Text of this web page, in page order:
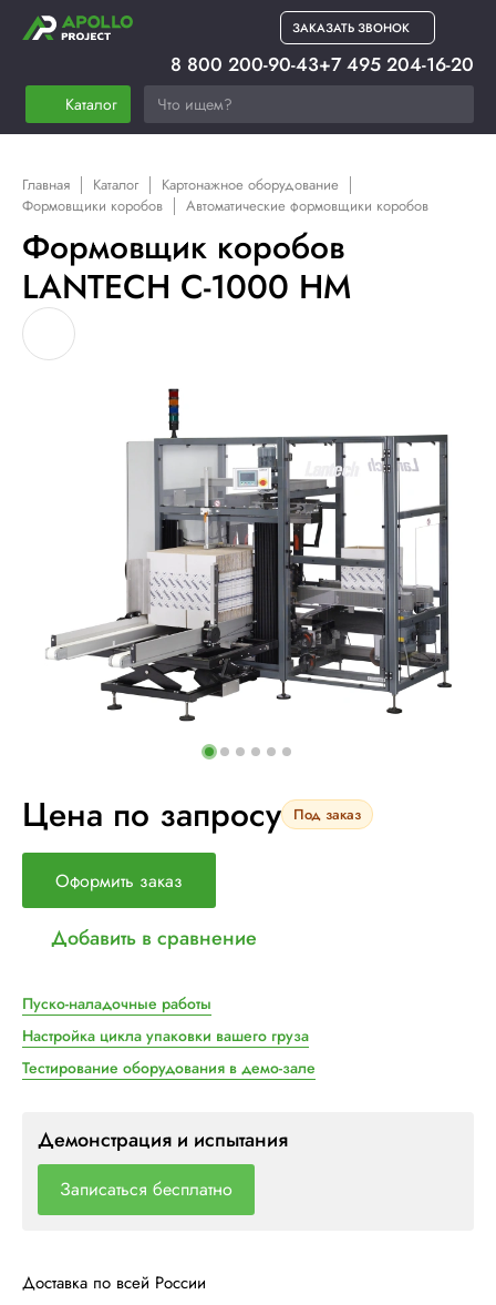
ЗАКАЗАТЬ ЗВОНОК
Каталог
8 800 200-90-43+7 495 204-16-20
Главная Каталог
Картонажное оборудование
Формовщики коробов
Автоматические формовщики коробов
Формовщик коробов
LANTECH C-1000 HM
Цена по запросу Под заказ
Оформить заказ
Добавить в сравнение
Пуско-наладочные работы
Настройка цикла упаковки вашего груза
Тестирование оборудования в демо-зале
Демонстрация и испытания
Записаться бесплатно
Доставка по всей России